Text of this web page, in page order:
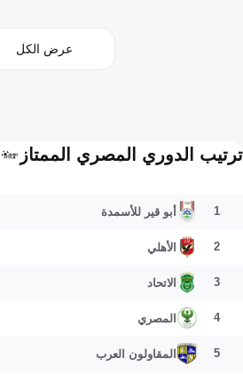
عرض الكل
ترتيب الدوري المصري الممتاز
1 أبو قير للأسمدة
2 الأهلي
3 الاتحاد
4 المصري
5 المقاولون العرب